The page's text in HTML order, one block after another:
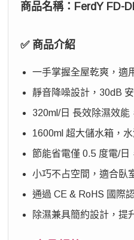
商品名稱：FerdY FD-
✅ 商品介紹
一手掌握全屋乾爽，適
靜音降噪設計，30dB
320ml/日 長效除濕效能
1600ml 超大儲水箱，
節能省電僅 0.5 度電/日
小巧不占空間，適合臥
通過 CE & RoHS 國際
除濕兼具簡約設計，提